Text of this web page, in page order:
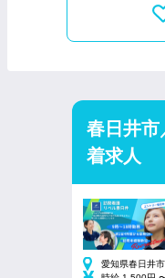
春日井市
着求人
愛知県春日井